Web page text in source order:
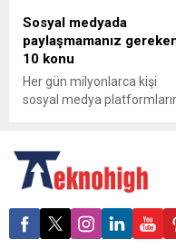
Sosyal medyada
paylaşmamanız
10 konu
Her gün milyonlarca kişi
sosyal medya
paylaşıyor, gönderi ve
yorumları beğeniyor, özel
mesajlar gönderiyor. Dijital
güvenlik şirketi ESET,
internet kullanıcılarının
sosyal medya